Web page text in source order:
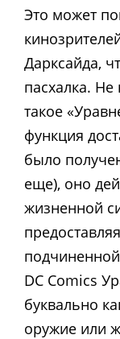
Это может
Дарксайда,
пасхалка. Не
такое
функция
было
еще), оно
жизненной
DC Comics
буквально
оружие или